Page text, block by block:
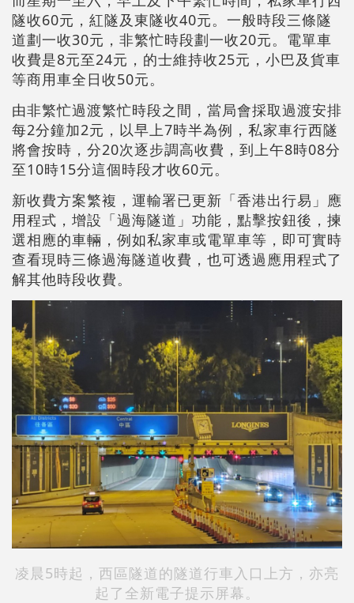
隧收60元，紅隧及東隧收40元。一般時段三條隧
道劃一收30元，非繁忙時段劃一收20元。電單車
收費是8元至24元，的士維持收25元，小巴及貨車
等商用車全日收50元。
由非繁忙過渡繁忙時段之間，當局會採取過渡安排
每2分鐘加2元，以早上7時半為例，私家車行西隧
將會按時，分20次逐步調高收費，到上午8時08分
至10時15分這個時段才收60元。
新收費方案繁複，運輸署已更新「香港出行易」應
用程式，增設「過海隧道」功能，點擊按鈕後，揀
選相應的車輛，例如私家車或電單車等，即可實時
查看現時三條過海隧道收費，也可透過應用程式了
解其他時段收費。
凌晨5時起，西區隧道的隧道行車入口上方，亦亮
起了全新電子提示屏幕。